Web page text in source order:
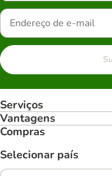
Serviços
Vantagens
Compras
Selecionar país